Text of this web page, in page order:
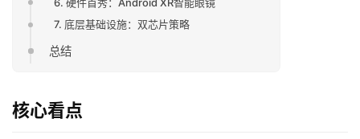
7. 底层基础设施：双芯片策略
总结
核心看点